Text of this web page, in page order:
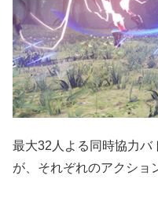
最大32人よる同時協力バ
が、それぞれのアクショ